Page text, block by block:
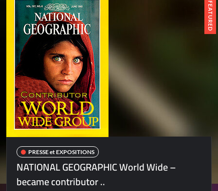
FEATURED
PRESSE et EXPOSITIONS
NATIONAL GEOGRAPHIC World Wide –
became contributor ..